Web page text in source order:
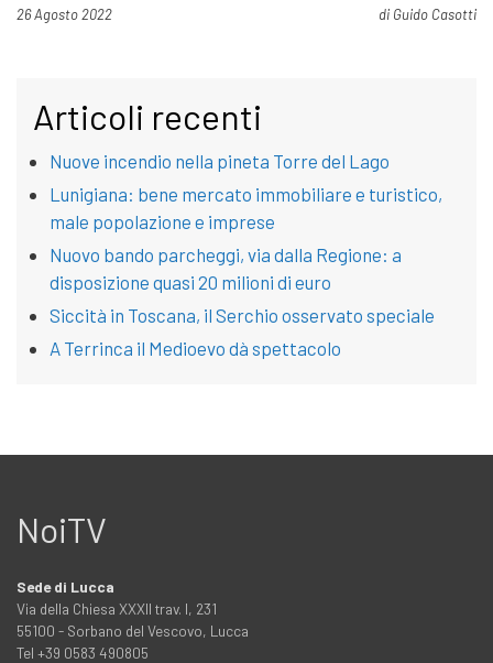
Pubblicato il
26 Agosto 2022 di Guido Casotti
Articoli recenti
Nuove incendio nella pineta Torre del Lago
Lunigiana: bene mercato immobiliare e turistico,
male popolazione e imprese
Nuovo bando parcheggi, via dalla Regione: a
disposizione quasi 20 milioni di euro
Siccità in Toscana, il Serchio osservato speciale
A Terrinca il Medioevo dà spettacolo
NoiTV
Sede di Lucca
Via della Chiesa XXXII trav. I, 231
55100 - Sorbano del Vescovo, Lucca
Tel +39 0583 490805